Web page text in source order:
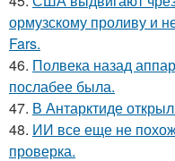
ормузскому проливу и
Fars.
46. Полвека назад
послабее была.
47. В Антарктиде
48. ИИ все еще не
проверка.